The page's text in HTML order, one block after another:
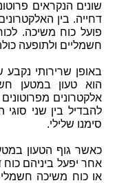
שונים הנקראים
דחייה. בין
פועל כוח משיכה.
חשמליים ולתופעה
באופן שרירותי נקבע
הוא טעון במטען
אלקטרונים
להבדיל בין שני סוגי
סימנו שלילי.
כאשר גוף הטעון
אחר יפעל ביניהם
או כוח משיכה